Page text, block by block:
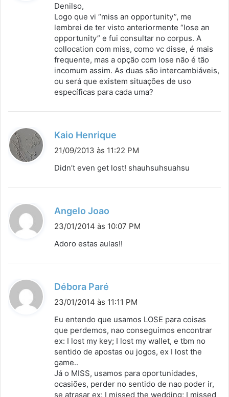
s
e
Denilso,
Logo que vi “miss an opportunity”, me
lembrei de ter visto anteriormente “lose an
opportunity” e fui consultar no corpus. A
collocation com miss, como vc disse, é mais
frequente, mas a opção com lose não é tão
incomum assim. As duas são intercambiáveis,
ou será que existem situações de uso
específicas para cada uma?
Kaio Henrique
i
e
21/09/2013 às 11:22 PM
Didn’t even get lost! shauhsuhsuahsu
Angelo Joao
i
e
23/01/2014 às 10:07 PM
Adoro estas aulas!!
Débora Paré
i
s
e
:
23/01/2014 às 11:11 PM
Eu entendo que usamos LOSE para coisas
que perdemos, nao conseguimos encontrar
ex: I lost my key; I lost my wallet, e tbm no
sentido de apostas ou jogos, ex I lost the
game..
Já o MISS, usamos para oportunidades,
ocasiões, perder no sentido de nao poder ir,
se atrasar ex: I missed the wedding; I missed